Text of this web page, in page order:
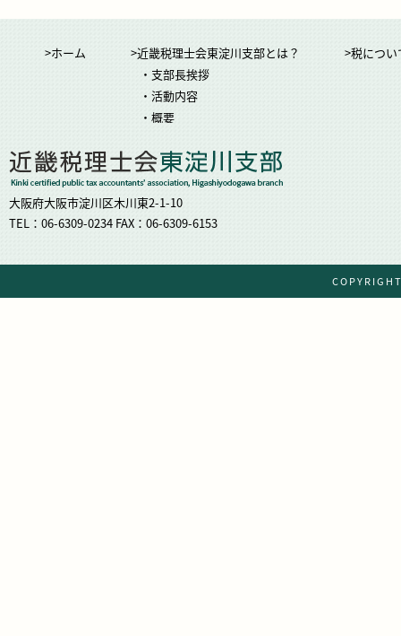
>ホーム
>近畿税理士会東淀川支部とは？
・支部長挨拶
・活動内容
・概要
>税につ
大阪府大阪市淀川区木川東2-1-10
TEL：06-6309-0234 FAX：06-6309-6153